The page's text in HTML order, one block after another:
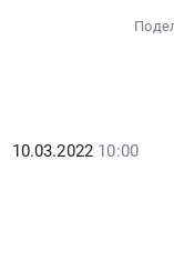
10.03.2022 10:00